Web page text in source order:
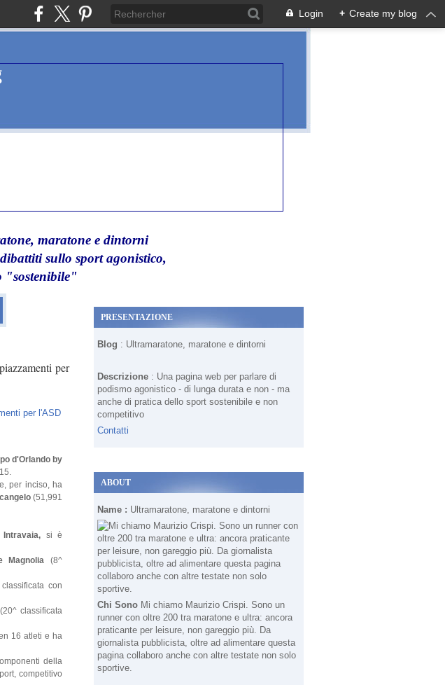
Login + Create my blog
maratone e dintorni
sullo sport agonistico,
"sostenibile"
per
d'Orlando by
per inciso, ha
(51,991
Intravaia, si è
Magnolia (8^
con
(20^ classificata
16 atleti e ha
della
competitivo
PRESENTAZIONE
Blog : Ultramaratone, maratone e dintorni
Descrizione : Una pagina web per parlare di
podismo agonistico - di lunga durata e non - ma
anche di pratica dello sport sostenibile e non
competitivo
Contatti
ABOUT
Name : Ultramaratone, maratone e dintorni
Chi Sono Mi chiamo Maurizio Crispi. Sono un
runner con oltre 200 tra maratone e ultra: ancora
praticante per leisure, non gareggio più. Da
giornalista pubblicista, oltre ad alimentare questa
pagina collaboro anche con altre testate non solo
sportive.